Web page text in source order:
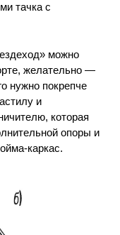
тачка с
можно
желательно —
нужно покрепче
и
которая
опоры и
каркас.